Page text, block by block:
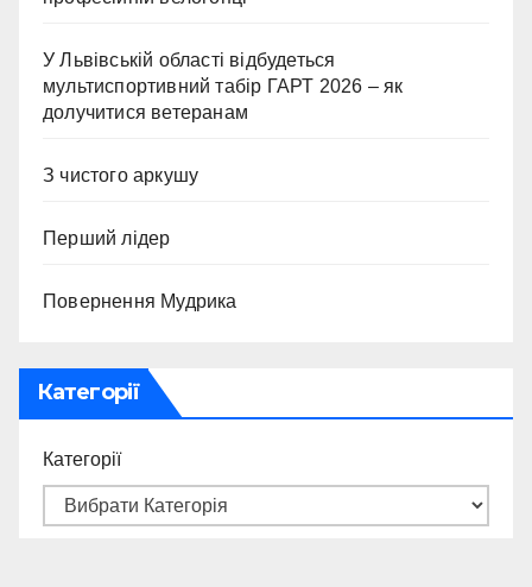
У Львівській області відбудеться
мультиспортивний табір ГАРТ 2026 – як
долучитися ветеранам
З чистого аркушу
Перший лідер
Повернення Мудрика
Категорії
Категорії